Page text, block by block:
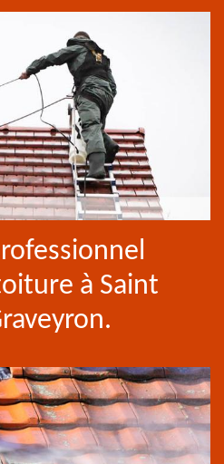
à Saint